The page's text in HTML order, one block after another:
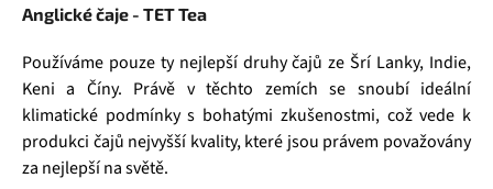
Anglické čaje - TET Tea
Používáme pouze ty nejlepší druhy čajů ze Šrí Lanky, Indie,
Keni a Číny. Právě v těchto zemích se snoubí ideální
klimatické podmínky s bohatými zkušenostmi, což vede k
produkci čajů nejvyšší kvality, které jsou právem považovány
za nejlepší na světě.